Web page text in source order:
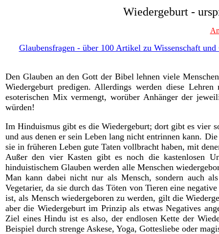
Wiedergeburt -
Glaubensfragen - über 100 Artikel zu Wissenschaft
Den Glauben an den Gott der Bibel lehnen viele
Wiedergeburt predigen. Allerdings werden diese
esoterischen Mix vermengt, worüber Anhänger der
würden!
Im Hinduismus gibt es die Wiedergeburt; dort gibt es vier
und aus denen er sein Leben lang nicht entrinnen kann.
sie in früheren Leben gute Taten vollbracht haben, mit
Außer den vier Kasten gibt es noch die kastenlosen
hinduistischem Glauben werden alle Menschen
Man kann dabei nicht nur als Mensch, sondern auch
Vegetarier, da sie durch das Töten von Tieren eine
ist, als Mensch wiedergeboren zu werden, gilt die
aber die Wiedergeburt im Prinzip als etwas Negatives
Ziel eines Hindu ist es also, der endlosen Kette der
Beispiel durch strenge Askese, Yoga, Gottesliebe oder